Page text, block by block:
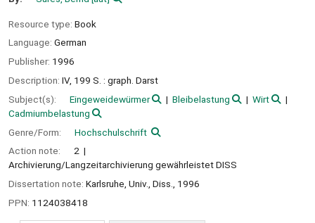
Resource type: Book
Language: German
Publisher: 1996
Description: IV, 199 S. : graph. Darst
Subject(s):
Eingeweidewürmer Bleibelastung
Wirt
Cadmiumbelastung
Genre/Form:
Hochschulschrift
Action note:
2
Archivierung/Langzeitarchivierung gewährleistet DISS
Dissertation note: Karlsruhe, Univ., Diss., 1996
PPN: 1124038418